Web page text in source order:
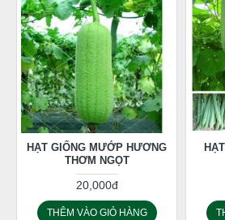
HẠT GIỐNG MƯỚP HƯƠNG
THƠM NGỌT
20,000đ
THÊM VÀO GIỎ HÀNG